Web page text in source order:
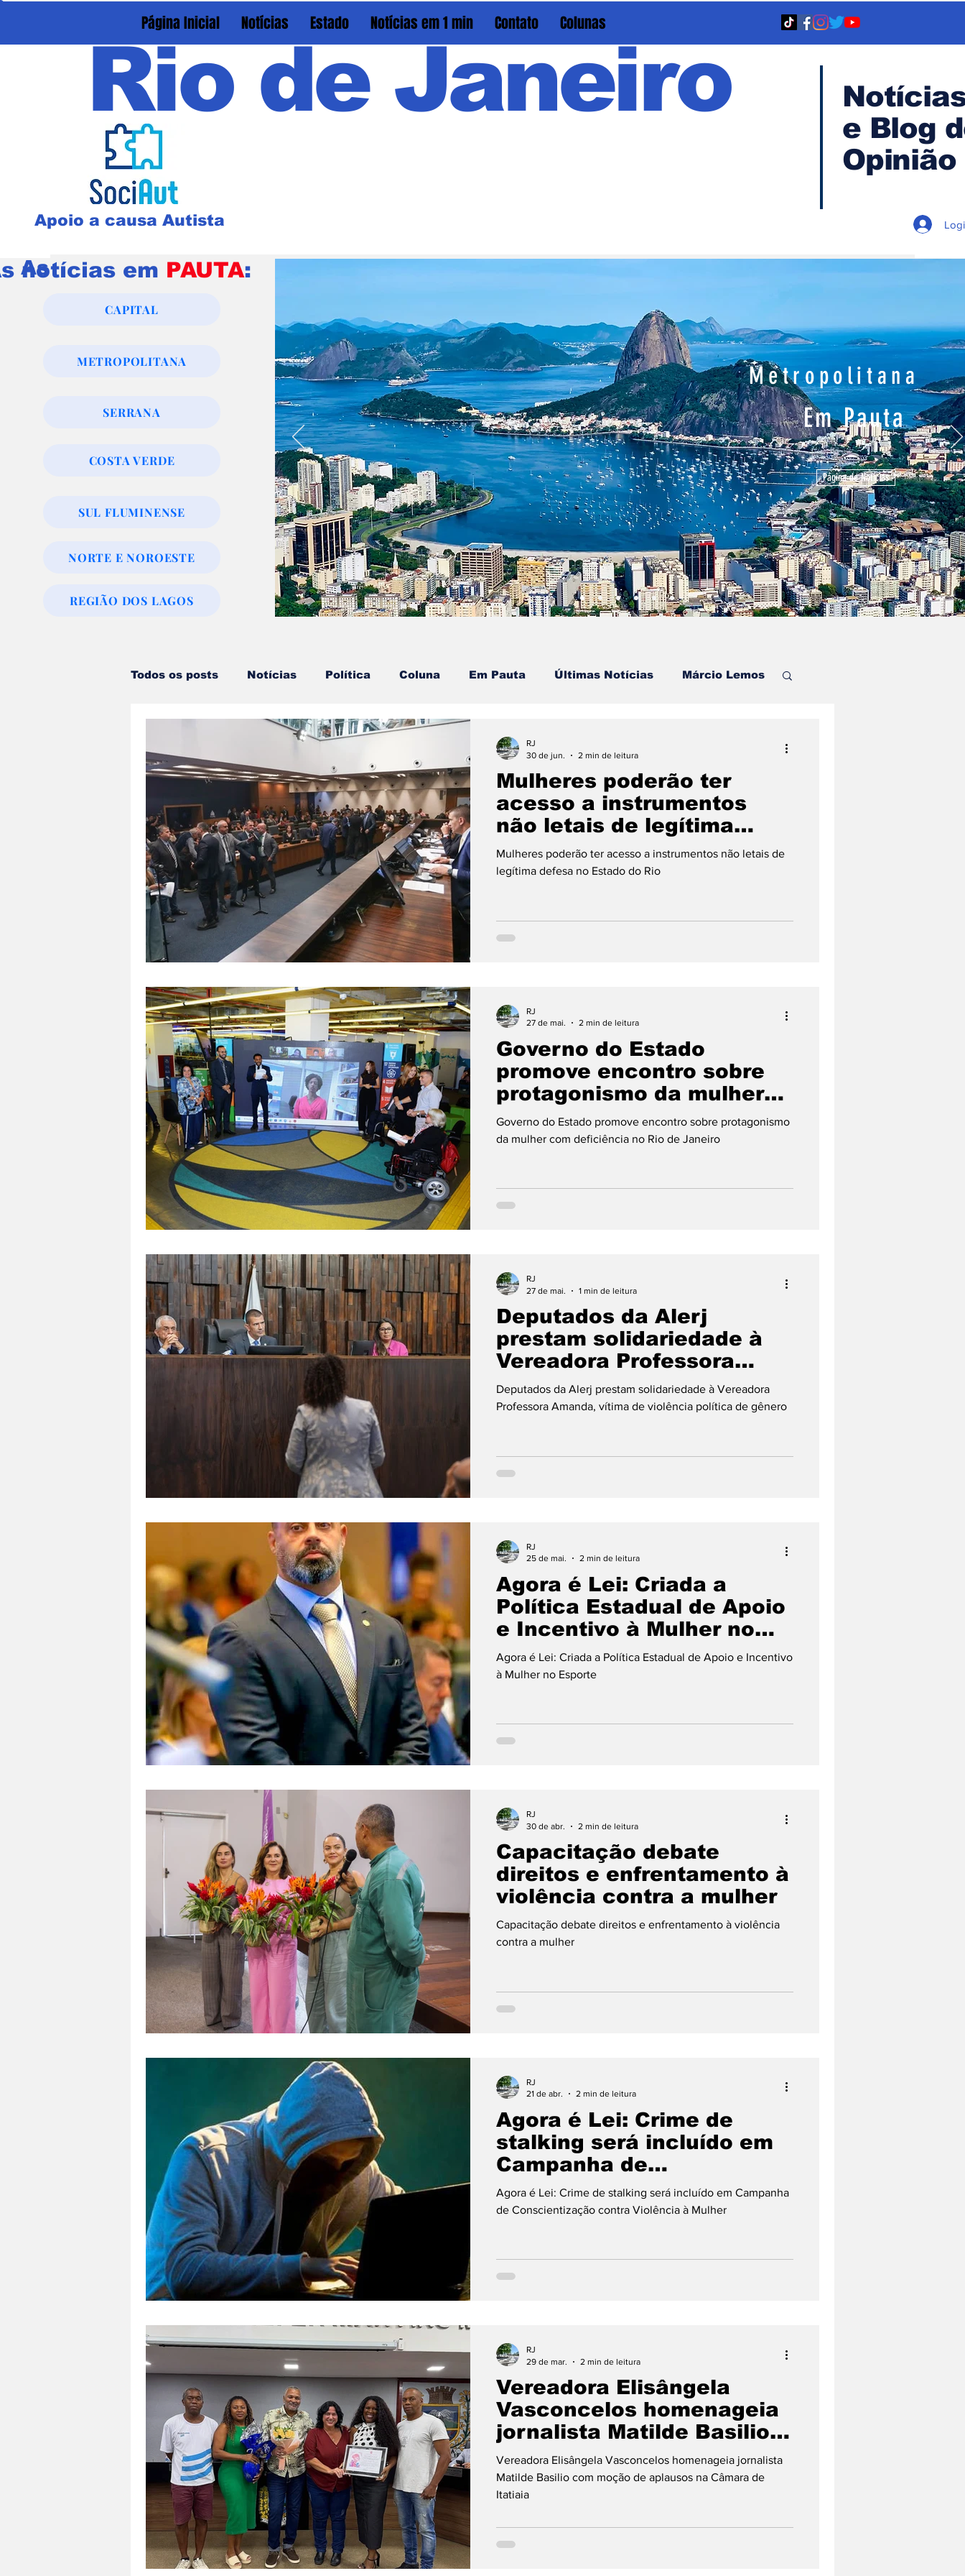
Página Inicial Notícias Estado Notícias em 1 min Contato Colunas
Rio de Janeiro
Apoio a causa Autista
e Blog
Opinião
As notícias emPAUTA
notícias em PAUTA:
CAPITAL
METROPOLITANA
SERRANA
COSTA VERDE
SUL FLUMINENSE
NORTE E NOROESTE
REGIÃO DOS LAGOS
Todos os posts Notícias Política Coluna Em Pauta Últimas Notícias Márcio Lemos
Notícias em 1 min Norte & Noroeste do Rio
Dois cafés e a conta Angra dos Reis Barra do Piraí Barra Mansa Pinheiral
Porto Real Resende Volta Redonda Vassouras Palavra da Presidenta
Mulheres poderão ter
acesso a instrumentos
não letais de legítima
defesa no Estado do Rio
Mulheres poderão ter acesso a instrumentos não letais de
legítima defesa no Estado do Rio
RJ
30 de jun.
2 min de leitura
Governo do Estado
promove encontro sobre
protagonismo da mulher
com deficiência no Rio de
Janeiro
Governo do Estado promove encontro sobre protagonismo
da mulher com deficiência no Rio de Janeiro
RJ
27 de mai.
2 min de leitura
Deputados da Alerj
prestam solidariedade à
Vereadora Professora
Amanda, vítima de
violência política de
Deputados da Alerj prestam solidariedade à Vereadora
Professora Amanda, vítima de violência política de gênero
RJ
27 de mai.
1 min de leitura
Agora é Lei: Criada a
Política Estadual de Apoio
e Incentivo à Mulher no
Esporte
Agora é Lei: Criada a Política Estadual de Apoio e Incentivo
à Mulher no Esporte
RJ
25 de mai.
2 min de leitura
Capacitação debate
direitos e enfrentamento à
violência contra a mulher
Capacitação debate direitos e enfrentamento à violência
contra a mulher
RJ
30 de abr.
2 min de leitura
Agora é Lei: Crime de
stalking será incluído em
Campanha de
Conscientização contra
Violência à Mulher
Agora é Lei: Crime de stalking será incluído em Campanha
de Conscientização contra Violência à Mulher
RJ
21 de abr.
2 min de leitura
Vereadora Elisângela
Vasconcelos homenageia
jornalista Matilde Basilio
com moção de aplausos
na Câmara de Itatiaia
Vereadora Elisângela Vasconcelos homenageia jornalista
Matilde Basilio com moção de aplausos na Câmara de
Itatiaia
RJ
29 de mar.
2 min de leitura
Metropolitana
Em Pauta
Página de Notícias